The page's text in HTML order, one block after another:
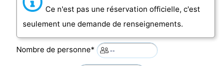
Schouwen
Nature
Ce n'est pas une réservation officielle, c'est
seulement une demande de renseignements.
Nombre de personne*